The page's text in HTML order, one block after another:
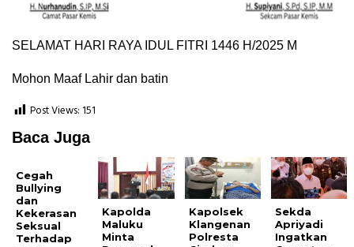
SELAMAT HARI RAYA IDUL FITRI 1446 H/2025 M
Mohon Maaf Lahir dan batin
Post Views: 151
Baca Juga
Cegah
Bullying
dan
Kekerasan
Seksual
Terhadap
Kapolda
Maluku
Minta
Kapolsek
Klangenan
Polresta
Sekda
Apriyadi
Ingatkan